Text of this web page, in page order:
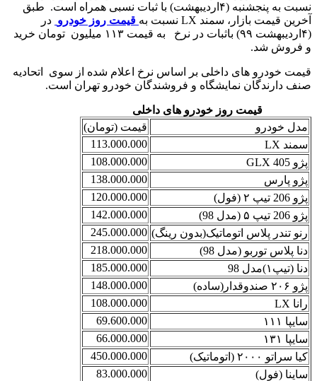
نسبت به پنجشنبه (۴اردیبهشت) با ثبات نسبی همراه است. طبق
آخرین قیمت بازار، سمند LX نسبت به
قیمت روز خودرو در
(۴اردیبهشت ۹۹) باثبات در نرخ به قیمت ۱۱۳ میلیون تومان خرید
و فروش شد.
قیمت خودرو های داخلی بر اساس نرخ اعلام شده از سوی اتحادیه
صنف دارندگان نمایشگاه و فروشندگان خودرو تهران است.
قیمت روز خودرو های داخلی
مدل خودرو
قیمت (تومان)
سمند LX
113.000.000
پژو 405 GLX
108.000.000
پژو پارس
138.000.000
پژو 206 تیپ ۲ (فول)
120.000.000
پژو 206 تیپ ۵ (مدل 98)
142.000.000
رنو تندر پلاس اتوماتیک(بدون رینگ) 245.000.000
دنا پلاس توربو (مدل 98)
218.000.000
دنا (تیپ۱)مدل 98
185.000.000
پژو ۲۰۶ صندوقدار(ساده)
148.000.000
رانا LX
108.000.000
سایپا ۱۱۱
69.600.000
سایپا ۱۳۱
66.000.000
کیا سراتو ۲۰۰۰ (اتوماتیک)
450.000.000
ساینا (فول)
83.000.000